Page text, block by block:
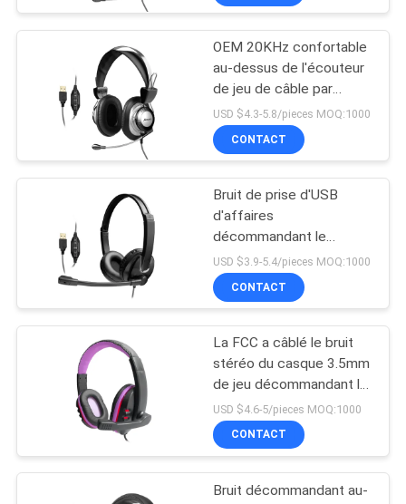
PRIVACYÉcouteur de câble
de jeu
77
Écouteurs lumineux
de Bluetooth
Dans l'écouteur de
Bluetooth d'oreille
13
OEM 20KHz confortable
au-dessus de l'écouteur
de jeu de câble par
oreille
USD $4.3-5.8/pieces MOQ:1000
CONTACT
Bruit de prise d'USB
d'affaires
décommandant le
casque de jeu de câble
par écouteurs
USD $3.9-5.4/pieces MOQ:1000
CONTACT
La FCC a câblé le bruit
stéréo du casque 3.5mm
de jeu décommandant le
microphone
USD $4.6-5/pieces MOQ:1000
CONTACT
Bruit décommandant au-